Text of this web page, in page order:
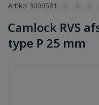
Artikel 3000581
Camlock RVS
type P 25 mm